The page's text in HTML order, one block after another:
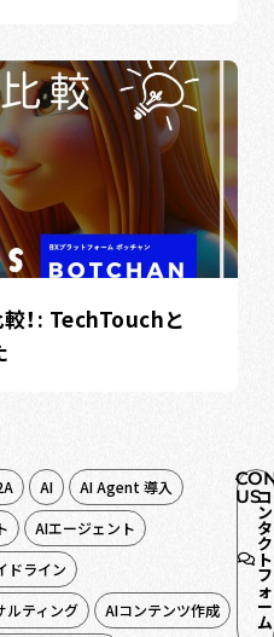
！: TechTouchと
AI
AI Agent 導入
AIエージェント
ドライン
ルティング
AIコンテンツ作成
USコ
ン
タ
ク
ト
フ
ォ
ー
ム